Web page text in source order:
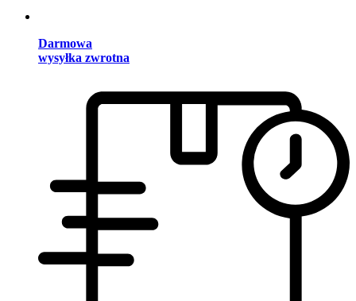
Darmowa
wysyłka zwrotna